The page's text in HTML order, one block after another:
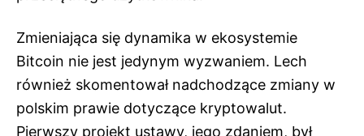
Zmieniająca się dynamika w ekosystemie
Bitcoin nie jest jedynym wyzwaniem. Lech
również skomentował nadchodzące zmiany w
polskim prawie dotyczące kryptowalut.
Pierwszy projekt ustawy, jego zdaniem, był